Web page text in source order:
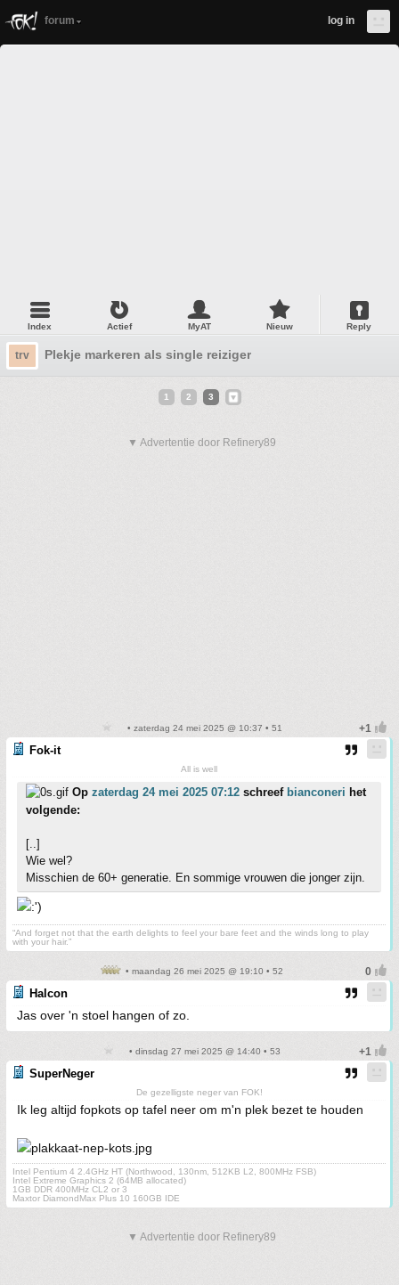
forum log in
Index Actief MyAT Nieuw Reply
trv Plekje markeren als single reiziger
1 2 3
▼ Advertentie door Refinery89
• zaterdag 24 mei 2025 @ 10:37 • 51
Fok-it
All is well
Op zaterdag 24 mei 2025 07:12 schreef bianconeri het
volgende:
[..]
Wie wel?
Misschien de 60+ generatie. En sommige vrouwen die jonger zijn.
“And forget not that the earth delights to feel your bare feet and the winds long to play
with your hair.”
• maandag 26 mei 2025 @ 19:10 • 52
Halcon
Jas over 'n stoel hangen of zo.
• dinsdag 27 mei 2025 @ 14:40 • 53
SuperNeger
De gezelligste neger van FOK!
Ik leg altijd fopkots op tafel neer om m'n plek bezet te houden
Intel Pentium 4 2.4GHz HT (Northwood, 130nm, 512KB L2, 800MHz FSB)
Intel Extreme Graphics 2 (64MB allocated)
1GB DDR 400MHz CL2 or 3
Maxtor DiamondMax Plus 10 160GB IDE
▼ Advertentie door Refinery89